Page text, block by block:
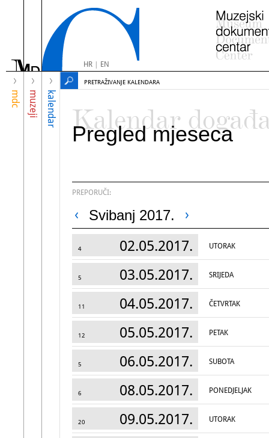
HR| EN
mdc muzeji kalendar
PRETRAŽIVANJE KALENDARA
Kalendar
Pregled mjeseca
PREPORUČI:
Svibanj 2017.
4 02.05.2017. UTORAK
5 03.05.2017. SRIJEDA
11 04.05.2017. ČETVRTAK
12 05.05.2017. PETAK
5 06.05.2017. SUBOTA
6 08.05.2017. PONEDJELJAK
20 09.05.2017. UTORAK